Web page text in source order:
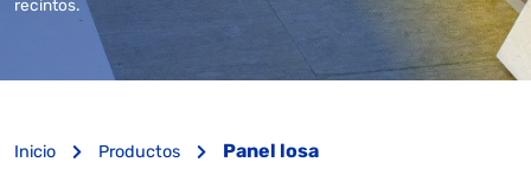
recintos.
Inicio Productos Panel losa